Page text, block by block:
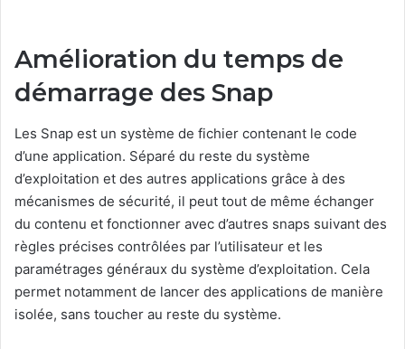
Amélioration du temps de
démarrage des Snap
Les Snap est un système de fichier contenant le code
d’une application. Séparé du reste du système
d’exploitation et des autres applications grâce à des
mécanismes de sécurité, il peut tout de même échanger
du contenu et fonctionner avec d’autres snaps suivant des
règles précises contrôlées par l’utilisateur et les
paramétrages généraux du système d’exploitation. Cela
permet notamment de lancer des applications de manière
isolée, sans toucher au reste du système.